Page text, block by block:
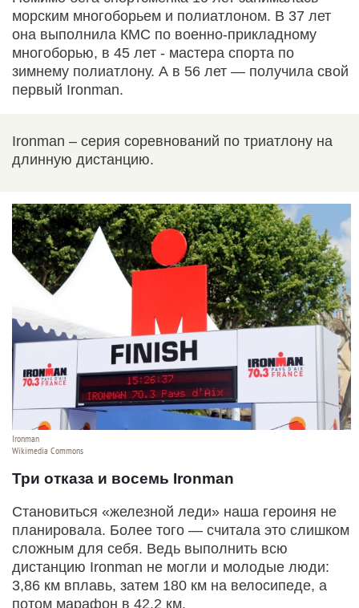
морским многоборьем и полиатлоном. В 37 лет
она выполнила КМС по военно-прикладному
многоборью, в 45 лет - мастера спорта по
зимнему полиатлону. А в 56 лет — получила свой
первый Ironman.
Ironman – серия соревнований по триатлону на
длинную дистанцию.
Ironman
Wikimedia Commons
Три отказа и восемь Ironman
Становиться «железной леди» наша героиня не
планировала. Более того — считала это слишком
сложным для себя. Ведь выполнить всю
дистанцию Ironman не могли и молодые люди:
3,86 км вплавь, затем 180 км на велосипеде, а
потом марафон в 42,2 км.